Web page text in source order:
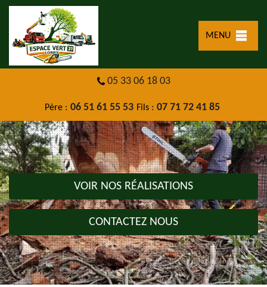
MENU
05 33 06 18 03
Père : 06 51 61 55 53 Fils : 07 71 72 41 85
VOIR NOS RÉALISATIONS
CONTACTEZ NOUS